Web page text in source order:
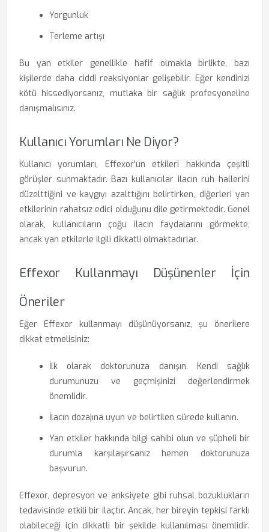
Yorgunluk
Terleme artışı
Bu yan etkiler genellikle hafif olmakla birlikte, bazı
kişilerde daha ciddi reaksiyonlar gelişebilir. Eğer kendinizi
kötü hissediyorsanız, mutlaka bir sağlık profesyoneline
danışmalısınız.
Kullanıcı Yorumları Ne Diyor?
Kullanıcı yorumları, Effexor'un etkileri hakkında çeşitli
görüşler sunmaktadır. Bazı kullanıcılar ilacın ruh hallerini
düzelttiğini ve kaygıyı azalttığını belirtirken, diğerleri yan
etkilerinin rahatsız edici olduğunu dile getirmektedir. Genel
olarak, kullanıcıların çoğu ilacın faydalarını görmekte,
ancak yan etkilerle ilgili dikkatli olmaktadırlar.
Effexor Kullanmayı Düşünenler İçin
Öneriler
Eğer Effexor kullanmayı düşünüyorsanız, şu önerilere
dikkat etmelisiniz:
İlk olarak doktorunuza danışın. Kendi sağlık
durumunuzu ve geçmişinizi değerlendirmek
önemlidir.
İlacın dozajına uyun ve belirtilen sürede kullanın.
Yan etkiler hakkında bilgi sahibi olun ve şüpheli bir
durumla karşılaşırsanız hemen doktorunuza
başvurun.
Effexor, depresyon ve anksiyete gibi ruhsal bozuklukların
tedavisinde etkili bir ilaçtır. Ancak, her bireyin tepkisi farklı
olabileceği için dikkatli bir şekilde kullanılması önemlidir.